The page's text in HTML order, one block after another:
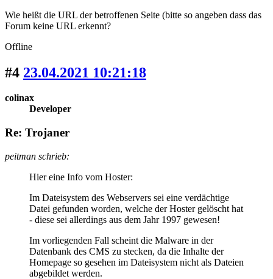
Wie heißt die URL der betroffenen Seite (bitte so angeben dass das
Forum keine URL erkennt?
Offline
#4 23.04.2021 10:21:18
colinax
Developer
Re: Trojaner
peitman schrieb:
Hier eine Info vom Hoster:
Im Dateisystem des Webservers sei eine verdächtige
Datei gefunden worden, welche der Hoster gelöscht hat
- diese sei allerdings aus dem Jahr 1997 gewesen!
Im vorliegenden Fall scheint die Malware in der
Datenbank des CMS zu stecken, da die Inhalte der
Homepage so gesehen im Dateisystem nicht als Dateien
abgebildet werden.